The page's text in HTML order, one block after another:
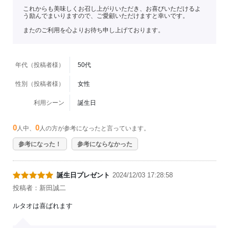
これからも美味しくお召し上がりいただき、お喜びいただけるよ
う励んでまいりますので、ご愛顧いただけますと幸いです。
またのご利用を心よりお待ち申し上げております。
年代（投稿者様） 50代
性別（投稿者様） 女性
利用シーン 誕生日
0 人中、 0 人の方が参考になったと言っています。
参考になった！ 参考にならなかった
誕生日プレゼント 2024/12/03 17:28:58
投稿者：新田誠二
ルタオは喜ばれます